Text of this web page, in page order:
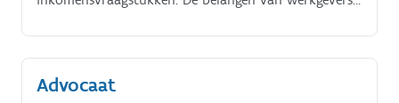
Advocaat